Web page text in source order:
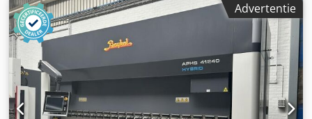
Advertentie